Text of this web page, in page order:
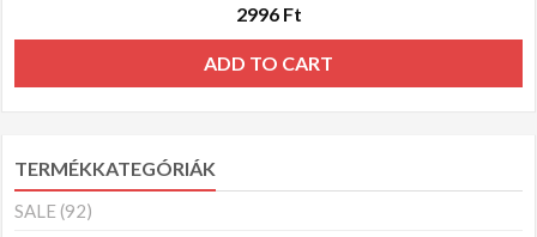
2996 Ft
ADD TO CART
TERMÉKKATEGÓRIÁK
SALE (92)